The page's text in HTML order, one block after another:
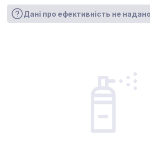
Дані про ефективність не надано